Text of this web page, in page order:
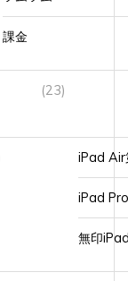
課金
(23)
iPad Air
iPad Pro
無印